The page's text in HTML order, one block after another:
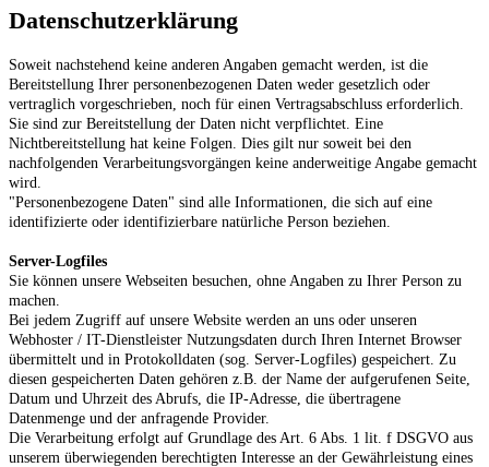
Datenschutzerklärung
Soweit nachstehend keine anderen Angaben gemacht werden, ist die
Bereitstellung Ihrer personenbezogenen Daten weder gesetzlich oder
vertraglich vorgeschrieben, noch für einen Vertragsabschluss erforderlich.
Sie sind zur Bereitstellung der Daten nicht verpflichtet. Eine
Nichtbereitstellung hat keine Folgen. Dies gilt nur soweit bei den
nachfolgenden Verarbeitungsvorgängen keine anderweitige Angabe gemacht
wird.
"Personenbezogene Daten" sind alle Informationen, die sich auf eine
identifizierte oder identifizierbare natürliche Person beziehen.
Server-Logfiles
Sie können unsere Webseiten besuchen, ohne Angaben zu Ihrer Person zu
machen.
Bei jedem Zugriff auf unsere Website werden an uns oder unseren
Webhoster / IT-Dienstleister Nutzungsdaten durch Ihren Internet Browser
übermittelt und in Protokolldaten (sog. Server-Logfiles) gespeichert. Zu
diesen gespeicherten Daten gehören z.B. der Name der aufgerufenen Seite,
Datum und Uhrzeit des Abrufs, die IP-Adresse, die übertragene
Datenmenge und der anfragende Provider.
Die Verarbeitung erfolgt auf Grundlage des Art. 6 Abs. 1 lit. f DSGVO aus
unserem überwiegenden berechtigten Interesse an der Gewährleistung eines